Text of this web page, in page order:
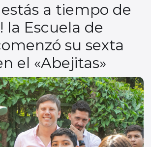
estás a tiempo de
la Escuela de
su sexta
el «Abejitas»